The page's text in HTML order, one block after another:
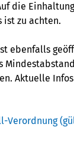
die
ist zu achten.
ebenfalls
Aktuelle
Verordnung